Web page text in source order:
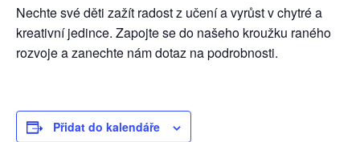
Nechte své děti zažít radost z učení a vyrůst v chytré a
kreativní jedince. Zapojte se do našeho kroužku raného
rozvoje a zanechte nám dotaz na podrobnosti.
Přidat do kalendáře